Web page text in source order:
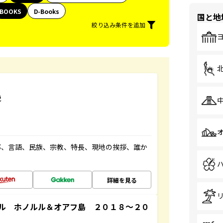
BOOKS
D-Books
絞り込み条件を追加
言語、民族、宗教、特長、現地の挨拶、誰か
詳細を見る
ホノルル＆オアフ島 ２０１８～２０
国と